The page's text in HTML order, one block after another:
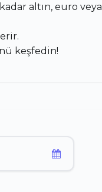
altın, euro veya
keşfedin!